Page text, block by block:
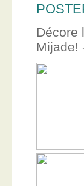
Décore
Mijade!